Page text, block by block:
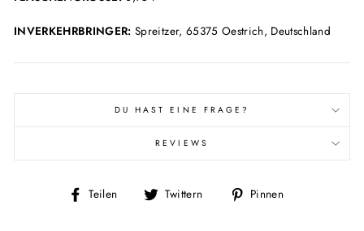
INVERKEHRBRINGER: Spreitzer, 65375 Oestrich, Deutschland
DU HAST EINE FRAGE?
REVIEWS
Teilen
Auf
Twittern Pinnen